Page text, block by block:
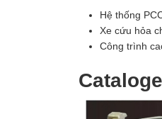
Hệ thống
Xe cứu hỏa
Công trình